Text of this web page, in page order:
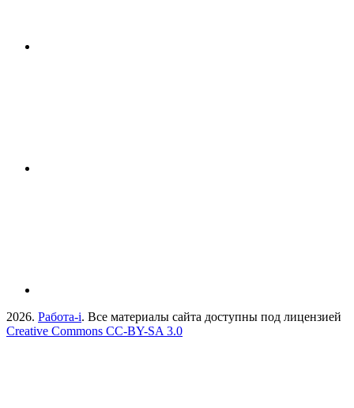
2026. Работа-i. Все материалы сайта доступны под лицензией
Creative Commons СС-BY-SA 3.0